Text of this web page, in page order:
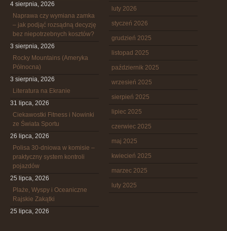
4 sierpnia, 2026
Naprawa czy wymiana zamka
– jak podjąć rozsądną decyzję
bez niepotrzebnych kosztów?
3 sierpnia, 2026
Rocky Mountains (Ameryka
Północna)
3 sierpnia, 2026
Literatura na Ekranie
31 lipca, 2026
Ciekawostki Fitness i Nowinki
ze Świata Sportu
26 lipca, 2026
Polisa 30-dniowa w komisie –
praktyczny system kontroli
pojazdów
25 lipca, 2026
Plaże, Wyspy i Oceaniczne
Rajskie Zakątki
25 lipca, 2026
luty 2026
styczeń 2026
grudzień 2025
listopad 2025
październik 2025
wrzesień 2025
sierpień 2025
lipiec 2025
czerwiec 2025
maj 2025
kwiecień 2025
marzec 2025
luty 2025